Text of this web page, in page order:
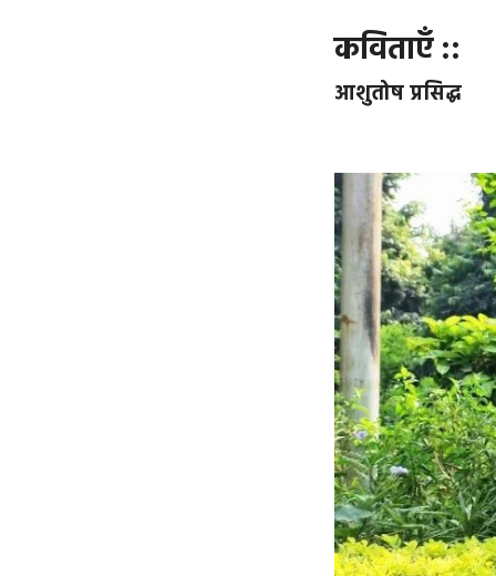
कविताएँ ::
आशुतोष प्रसिद्ध